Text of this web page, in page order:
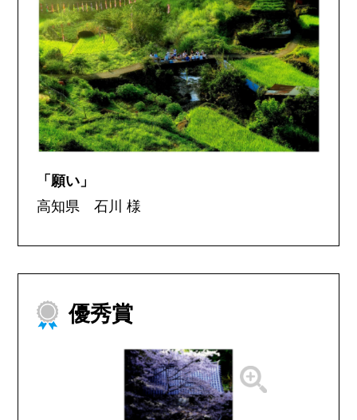
「願い」
高知県 石川 様
優秀賞